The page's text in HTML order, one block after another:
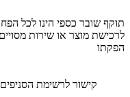
הפקתו
קישור לרשימת הסניפים